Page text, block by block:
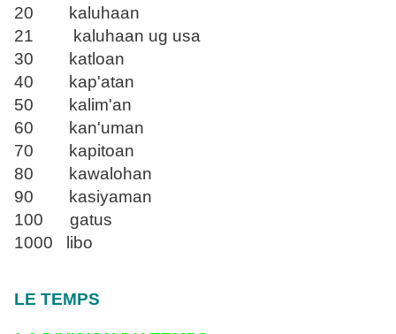
20 kaluhaan
21 kaluhaan ug usa
30 katloan
40 kap'atan
50 kalim'an
60 kan'uman
70 kapitoan
80 kawalohan
90 kasiyaman
100 gatus
1000 libo
LE TEMPS